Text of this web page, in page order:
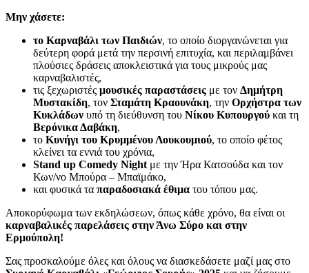
Μην χάσετε:
το Καρναβάλι των Παιδιών, το οποίο διοργανώνεται για
δεύτερη φορά μετά την περσινή επιτυχία, και περιλαμβάνει
πλούσιες δράσεις αποκλειστικά για τους μικρούς μας
καρναβαλιστές,
τις ξεχωριστές μουσικές παραστάσεις με τον Δημήτρη
Μυστακίδη, τον Σταμάτη Κραουνάκη, την Ορχήστρα των
Κυκλάδων υπό τη διεύθυνση του Νίκου Κυπουργού και τη
Βερόνικα Δαβάκη,
το Κυνήγι του Κρυμμένου Λουκουμιού, το οποίο φέτος
κλείνει τα εννιά του χρόνια,
Stand up Comedy Night με την Ήρα Κατσούδα και τον
Κων/νο Μπούρα – Μπαϊμάκο,
και φυσικά τα παραδοσιακά έθιμα του τόπου μας.
Αποκορύφωμα των εκδηλώσεων, όπως κάθε χρόνο, θα είναι οι
καρναβαλικές παρελάσεις στην Άνω Σύρο και στην
Ερμούπολη!
Σας προσκαλούμε όλες και όλους να διασκεδάσετε μαζί μας στο